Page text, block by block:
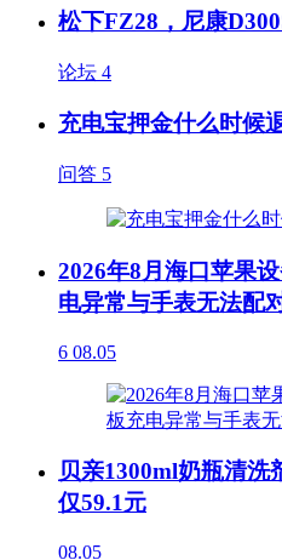
松下FZ28，尼康
论坛 4
充电宝押金什么时候
问答 5
2026年8月海口苹果
电异常与手表无法配
6 08.05
贝亲1300ml奶瓶清洗
仅59.1元
08.05